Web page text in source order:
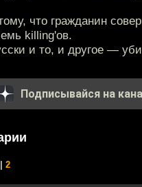
что гражданин
killing'ов.
и то, и другое —
Подписывайся на
2